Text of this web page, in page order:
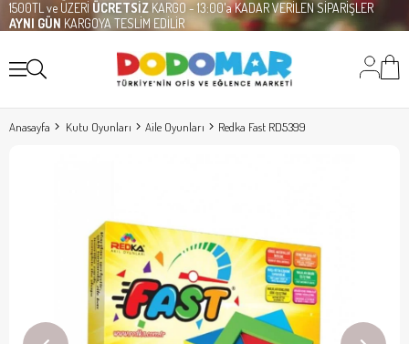
1500TL ve ÜZERİ ÜCRETSİZ KARGO - 13:00'a KADAR VERİLEN SİPARİŞLER
AYNI GÜN KARGOYA TESLİM EDİLİR
Anasayfa Kutu Oyunları Aile Oyunları Redka Fast RD5399